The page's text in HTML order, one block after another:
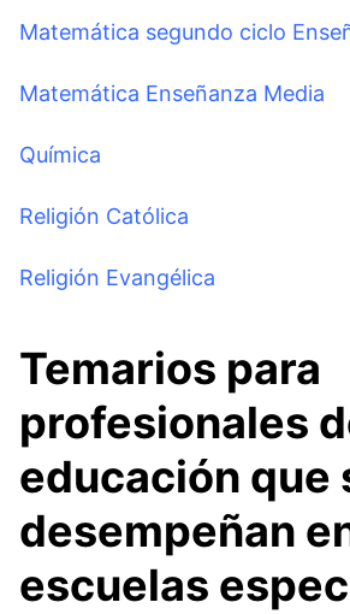
Matemática segundo ciclo
Matemática Enseñanza Media
Química
Religión Católica
Religión Evangélica
Temarios para
profesionales
educación que
desempeñan
escuelas